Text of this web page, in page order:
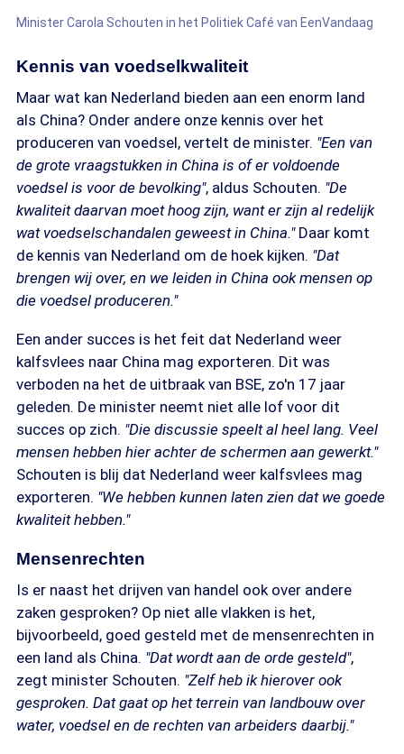
Minister Carola Schouten in het Politiek Café van EenVandaag
Kennis van voedselkwaliteit
Maar wat kan Nederland bieden aan een enorm land
als China? Onder andere onze kennis over het
produceren van voedsel, vertelt de minister. "Een van
de grote vraagstukken in China is of er voldoende
voedsel is voor de bevolking", aldus Schouten. "De
kwaliteit daarvan moet hoog zijn, want er zijn al redelijk
wat voedselschandalen geweest in China." Daar komt
de kennis van Nederland om de hoek kijken. "Dat
brengen wij over, en we leiden in China ook mensen op
die voedsel produceren."
Een ander succes is het feit dat Nederland weer
kalfsvlees naar China mag exporteren. Dit was
verboden na het de uitbraak van BSE, zo'n 17 jaar
geleden. De minister neemt niet alle lof voor dit
succes op zich. "Die discussie speelt al heel lang. Veel
mensen hebben hier achter de schermen aan gewerkt."
Schouten is blij dat Nederland weer kalfsvlees mag
exporteren. "We hebben kunnen laten zien dat we goede
kwaliteit hebben."
Mensenrechten
Is er naast het drijven van handel ook over andere
zaken gesproken? Op niet alle vlakken is het,
bijvoorbeeld, goed gesteld met de mensenrechten in
een land als China. "Dat wordt aan de orde gesteld",
zegt minister Schouten. "Zelf heb ik hierover ook
gesproken. Dat gaat op het terrein van landbouw over
water, voedsel en de rechten van arbeiders daarbij."